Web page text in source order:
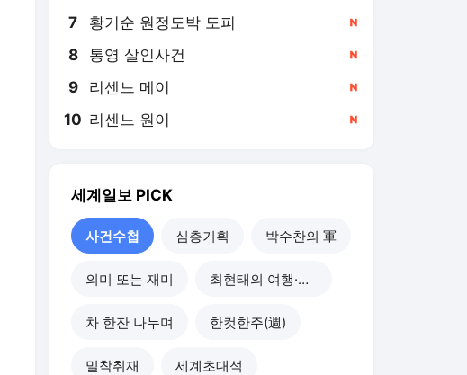
7 황기순 원정도박 도피
8 통영 살인사건
9 리센느 메이
10 리센느 원이
세계일보 PICK
사건수첩 심층기획 박수찬의 軍
의미 또는 재미 최현태의 여행·와인홀릭
차 한잔 나누며 한컷한주(週)
밀착취재 세계초대석